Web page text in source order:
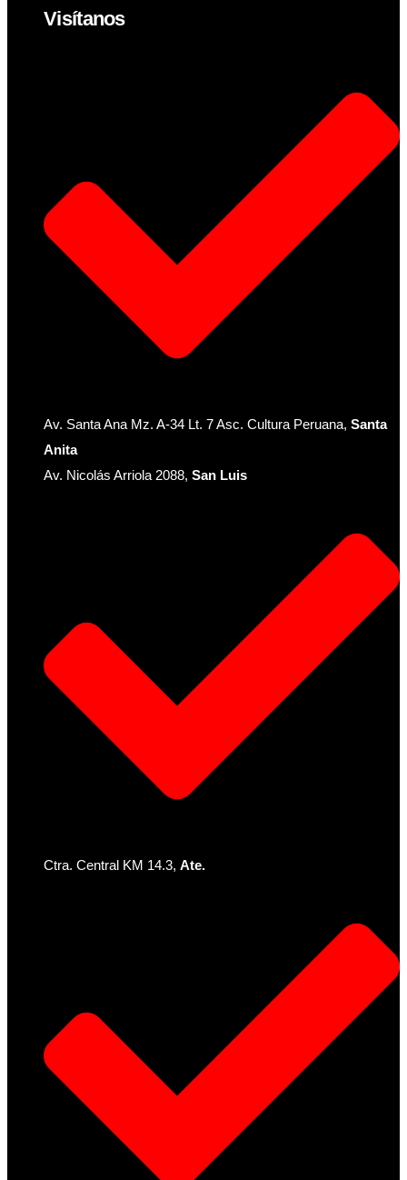
Visítanos
Av. Santa Ana Mz. A-34 Lt. 7 Asc. Cultura Peruana, Santa
Anita
Av. Nicolás Arriola 2088, San Luis
Ctra. Central KM 14.3, Ate.